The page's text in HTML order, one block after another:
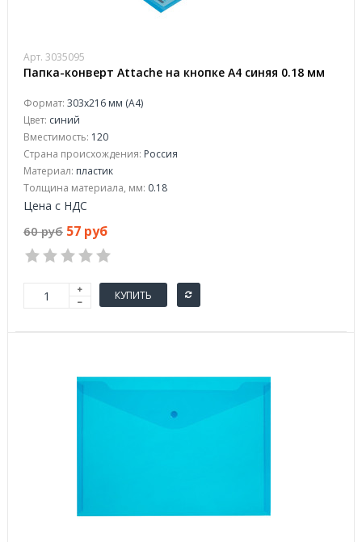
Арт. 3035095
Папка-конверт Attache на кнопке А4 синяя 0.18 мм
Формат: 303x216 мм (А4)
Цвет: синий
Вместимость: 120
Страна происхождения: Россия
Материал: пластик
Толщина материала, мм: 0.18
Цена с НДС
60 руб 57 руб
КУПИТЬ